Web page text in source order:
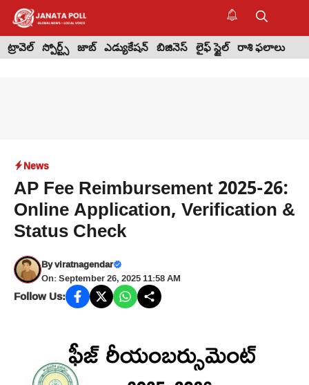
Skip
content
ట్రావెల్ స్పోర్ట్స్ జాబ్ ఎడ్యుకేషన్ బిజినెస్ లైఫ్ స్టైల్ రాశి ఫలాలు
News
AP Fee Reimbursement 2025-26:
Online Application, Verification &
Status Check
Byviratnagendar
On: September 26, 2025 11:58 AM
Follow Us: